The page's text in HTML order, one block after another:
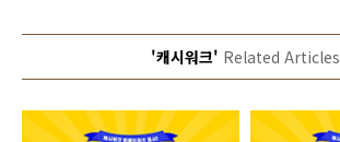
'캐시워크' Related Articles